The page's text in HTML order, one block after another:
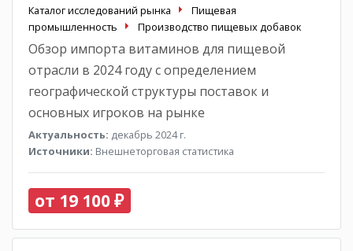
Каталог исследований рынка
Пищевая
промышленность
Производство пищевых добавок
Обзор импорта витаминов для пищевой
отрасли в 2024 году с определением
географической структуры поставок и
основных игроков на рынке
Актуальность: декабрь 2024 г.
Источники: Внешнеторговая статистика
от 19 100 ₽